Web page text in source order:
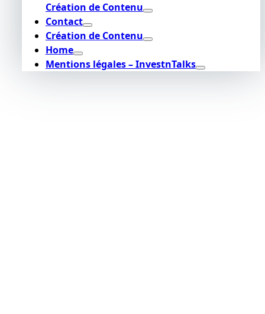
Création de Contenu
Contact
Création de Contenu
Home
Mentions légales – InvestnTalks